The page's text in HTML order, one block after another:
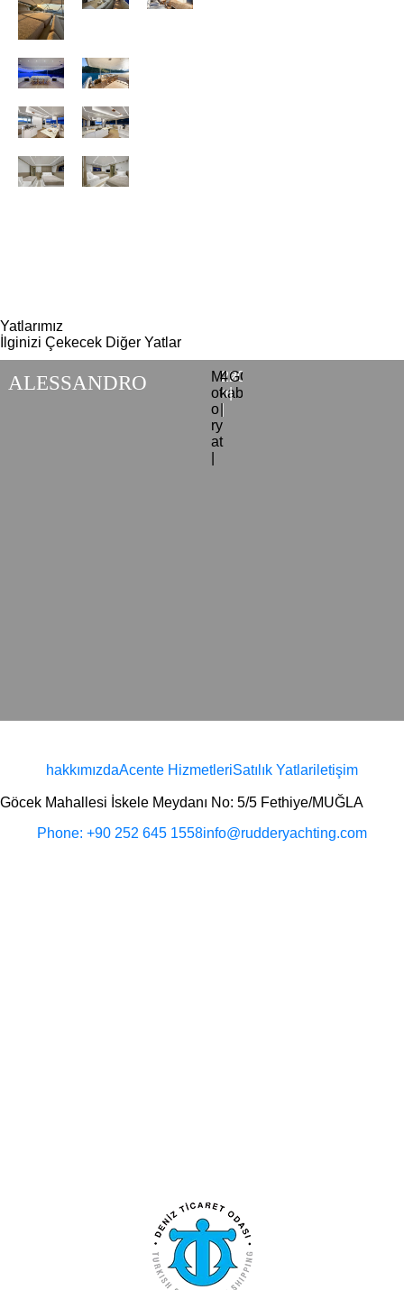
Yatlarımız
İlginizi Çekecek Diğer Yatlar
ALESSANDRO
M
ot
o
ry
at
26
m
4
kabin
2025
|
GÖCEK
hakkımızdaAcente HizmetleriSatılık Yatlariletişim
Göcek Mahallesi İskele Meydanı No: 5/5 Fethiye/MUĞLA
Phone: +90 252 645 1558info@rudderyachting.com